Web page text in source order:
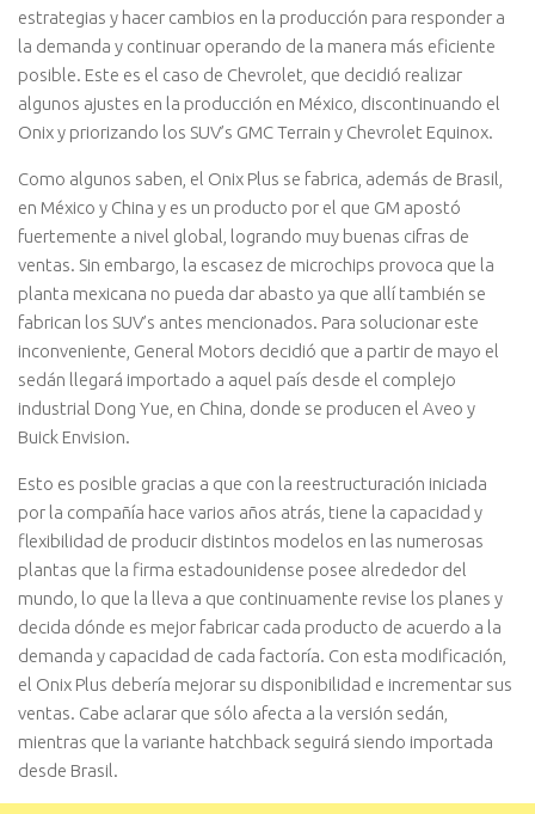
estrategias y hacer cambios en la producción para responder a
la demanda y continuar operando de la manera más eficiente
posible. Este es el caso de Chevrolet, que decidió realizar
algunos ajustes en la producción en México, discontinuando el
Onix y priorizando los SUV’s GMC Terrain y Chevrolet Equinox.
Como algunos saben, el Onix Plus se fabrica, además de Brasil,
en México y China y es un producto por el que GM apostó
fuertemente a nivel global, logrando muy buenas cifras de
ventas. Sin embargo, la escasez de microchips provoca que la
planta mexicana no pueda dar abasto ya que allí también se
fabrican los SUV’s antes mencionados. Para solucionar este
inconveniente, General Motors decidió que a partir de mayo el
sedán llegará importado a aquel país desde el complejo
industrial Dong Yue, en China, donde se producen el Aveo y
Buick Envision.
Esto es posible gracias a que con la reestructuración iniciada
por la compañía hace varios años atrás, tiene la capacidad y
flexibilidad de producir distintos modelos en las numerosas
plantas que la firma estadounidense posee alrededor del
mundo, lo que la lleva a que continuamente revise los planes y
decida dónde es mejor fabricar cada producto de acuerdo a la
demanda y capacidad de cada factoría. Con esta modificación,
el Onix Plus debería mejorar su disponibilidad e incrementar sus
ventas. Cabe aclarar que sólo afecta a la versión sedán,
mientras que la variante hatchback seguirá siendo importada
desde Brasil.